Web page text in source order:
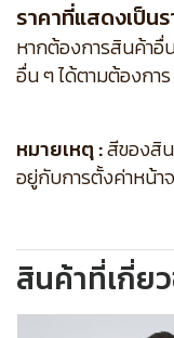
ราคาที่แสดงเป็น
หากต้องการสินค้าอื่
อื่น ๆ ได้ตามต้องการ
หมายเหตุ :สีของสิ
อยู่กับการตั้งค่าหน้า
สินค้าที่เกี่ย